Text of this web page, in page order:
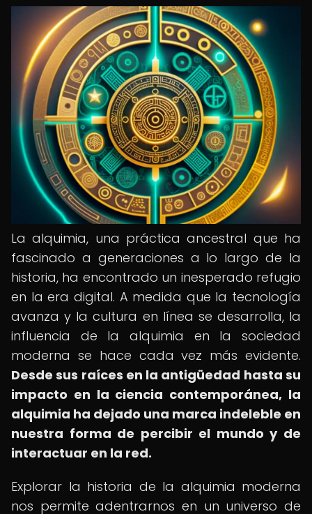
La alquimia, una práctica ancestral que ha
fascinado a generaciones a lo largo de la
historia, ha encontrado un inesperado refugio
en la era digital. A medida que la tecnología
avanza y la cultura en línea se desarrolla, la
influencia de la alquimia en la sociedad
moderna se hace cada vez más evidente.
Desde sus raíces en la antigüedad hasta su
impacto en la ciencia contemporánea, la
alquimia ha dejado una marca indeleble en
nuestra forma de percibir el mundo y de
interactuar en la red.
Explorar la historia de la alquimia moderna
nos permite adentrarnos en un universo de